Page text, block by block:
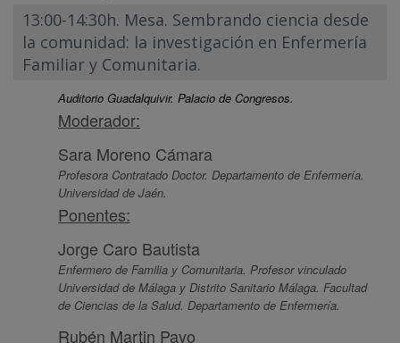
13:00-14:30h. Mesa. Sembrando ciencia desde
la comunidad: la investigación en Enfermería
Familiar y Comunitaria.
Auditorio Guadalquivir. Palacio de Congresos.
Moderador:
Sara Moreno Cámara
Profesora Contratado Doctor. Departamento de Enfermería.
Universidad de Jaén.
Ponentes:
Jorge Caro Bautista
Enfermero de Familia y Comunitaria. Profesor vinculado
Universidad de Málaga y Distrito Sanitario Málaga. Facultad
de Ciencias de la Salud. Departamento de Enfermería.
Rubén Martin Payo